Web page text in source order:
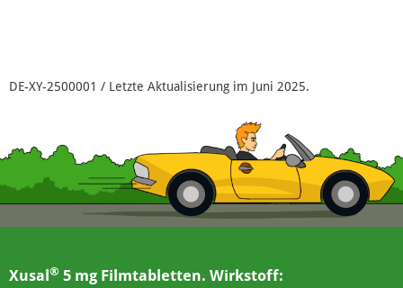
DE-XY-2500001 / Letzte Aktualisierung im Juni 2025.
Xusal® 5 mg Filmtabletten. Wirkstoff: